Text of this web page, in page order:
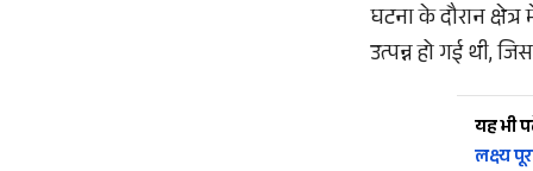
घटना के दौरान
उत्पन्न हो गई थी,
यह भी
लक्ष्य